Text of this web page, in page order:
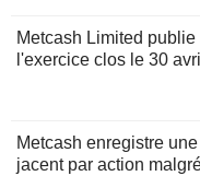
Metcash Limited
l'exercice clos le 30
Metcash enregistre
jacent par action